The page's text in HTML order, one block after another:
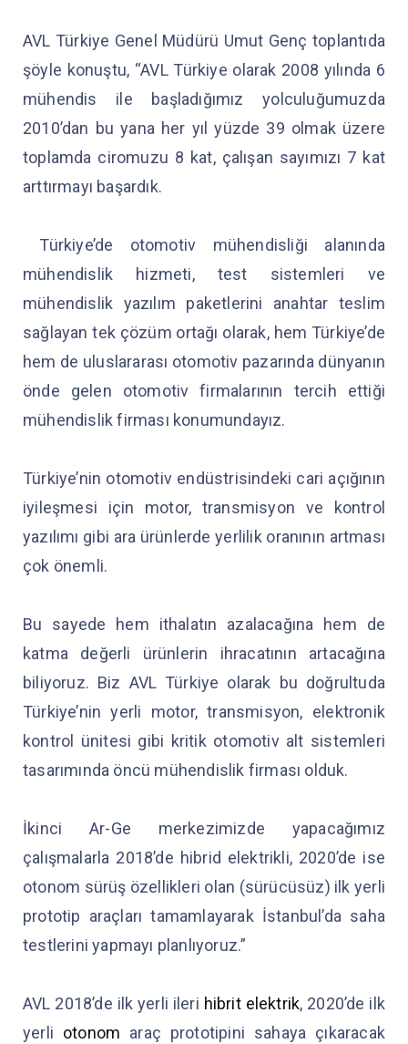
AVL Türkiye Genel Müdürü Umut Genç toplantıda
şöyle konuştu, “AVL Türkiye olarak 2008 yılında 6
mühendis ile başladığımız yolculuğumuzda
2010’dan bu yana her yıl yüzde 39 olmak üzere
toplamda ciromuzu 8 kat, çalışan sayımızı 7 kat
arttırmayı başardık.
Türkiye’de otomotiv mühendisliği alanında
mühendislik hizmeti, test sistemleri ve
mühendislik yazılım paketlerini anahtar teslim
sağlayan tek çözüm ortağı olarak, hem Türkiye’de
hem de uluslararası otomotiv pazarında dünyanın
önde gelen otomotiv firmalarının tercih ettiği
mühendislik firması konumundayız.
Türkiye’nin otomotiv endüstrisindeki cari açığının
iyileşmesi için motor, transmisyon ve kontrol
yazılımı gibi ara ürünlerde yerlilik oranının artması
çok önemli.
Bu sayede hem ithalatın azalacağına hem de
katma değerli ürünlerin ihracatının artacağına
biliyoruz. Biz AVL Türkiye olarak bu doğrultuda
Türkiye’nin yerli motor, transmisyon, elektronik
kontrol ünitesi gibi kritik otomotiv alt sistemleri
tasarımında öncü mühendislik firması olduk.
İkinci Ar-Ge merkezimizde yapacağımız
çalışmalarla 2018’de hibrid elektrikli, 2020’de ise
otonom sürüş özellikleri olan (sürücüsüz) ilk yerli
prototip araçları tamamlayarak İstanbul’da saha
testlerini yapmayı planlıyoruz.”
AVL 2018’de ilk yerli ileri hibrit elektrik, 2020’de ilk
yerli otonom araç prototipini sahaya çıkaracak